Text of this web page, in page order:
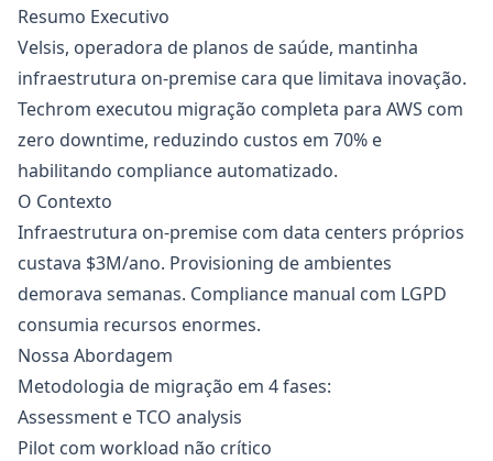
Resumo Executivo
Velsis, operadora de planos de saúde, mantinha
infraestrutura on-premise cara que limitava inovação.
Techrom executou migração completa para AWS com
zero downtime, reduzindo custos em 70% e
habilitando compliance automatizado.
O Contexto
Infraestrutura on-premise com data centers próprios
custava $3M/ano. Provisioning de ambientes
demorava semanas. Compliance manual com LGPD
consumia recursos enormes.
Nossa Abordagem
Metodologia de migração em 4 fases:
Assessment e TCO analysis
Pilot com workload não crítico